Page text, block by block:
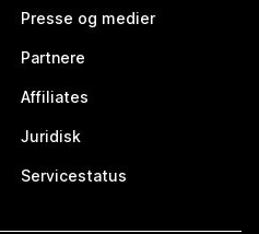
Presse og medier
Partnere
Affiliates
Juridisk
Servicestatus